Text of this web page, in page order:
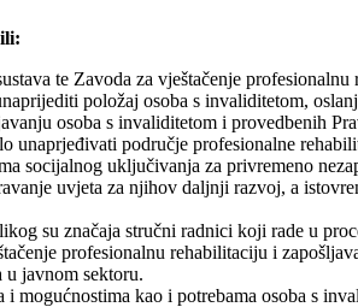
te Zavoda za vještačenje
položaj osoba s invaliditetom,
osoba s invaliditetom i provedbenih
područje profesionalne
socijalnog uključivanja za privremeno
uvjeta za njihov daljnji razvoj, a
su značaja stručni radnici koji rade u
profesionalnu rehabilitaciju i
u javnom sektoru.
kao i potrebama osoba s